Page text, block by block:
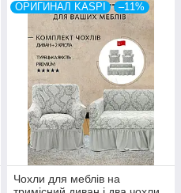
ОРИГИНАЛ KASPI –11%
Чохли для меблів на